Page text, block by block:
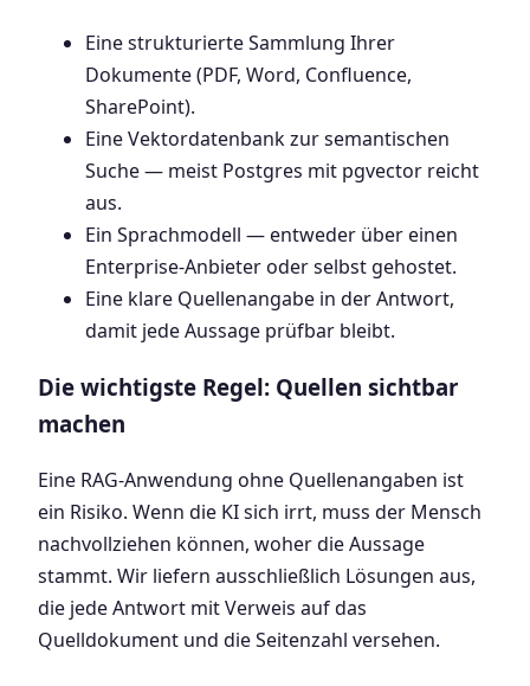
Eine strukturierte Sammlung Ihrer
Dokumente (PDF, Word, Confluence,
SharePoint).
Eine Vektordatenbank zur semantischen
Suche — meist Postgres mit pgvector reicht
aus.
Ein Sprachmodell — entweder über einen
Enterprise-Anbieter oder selbst gehostet.
Eine klare Quellenangabe in der Antwort,
damit jede Aussage prüfbar bleibt.
Die wichtigste Regel: Quellen sichtbar
machen
Eine RAG-Anwendung ohne Quellenangaben ist
ein Risiko. Wenn die KI sich irrt, muss der Mensch
nachvollziehen können, woher die Aussage
stammt. Wir liefern ausschließlich Lösungen aus,
die jede Antwort mit Verweis auf das
Quelldokument und die Seitenzahl versehen.